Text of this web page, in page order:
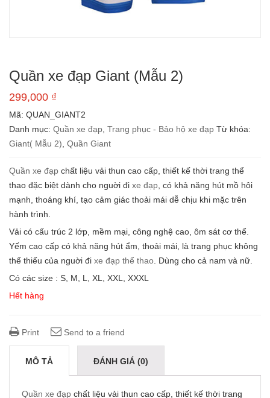
Quần xe đạp Giant (Mẫu 2)
299,000 ₫
Mã: QUAN_GIANT2
Danh mục: Quần xe đạp Trang phục - Bảo hộ xe đạp Từ khóa:
Giant( Mẫu 2) Quần Giant
Quần xe đạp chất liệu vải thun cao cấp, thiết kế thời trang thể
thao đặc biệt dành cho nguời đi xe đạp , có khả năng hút mồ hôi
mạnh, thoáng khí, tạo cảm giác thoải mái dễ chịu khi mặc trên
hành trình.
Vải có cấu trúc 2 lớp, mềm mại, công nghệ cao, ôm sát cơ thể.
Yếm cao cấp có khả năng hút ẩm, thoải mái, là trang phục không
thể thiếu của nguời đi xe đạp thể thao . Dùng cho cả nam và nữ.
Có các size : S, M, L, XL, XXL, XXXL
Hết hàng
Print Send to a friend
MÔ TẢ ĐÁNH GIÁ (0)
Quần xe đạp chất liệu vải thun cao cấp, thiết kế thời trang